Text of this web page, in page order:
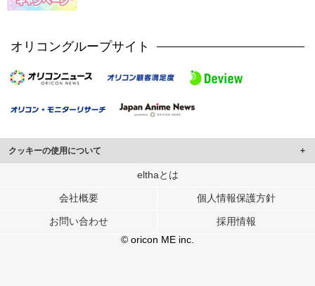
オリコングループサイト
クッキーの使用について
このサイトでは Cookie を使用して、ユーザーに合わせたコンテンツや広告の
行っています。
メディアや広告配信、データ解析の各パートナーに提供しています。
ユーザーが各パートナーのサービスを使用したときに収集した他の情報を組み
elthaとは
会社概要 個人情報保護方針
お問い合わせ
採用情報
© oricon ME inc.